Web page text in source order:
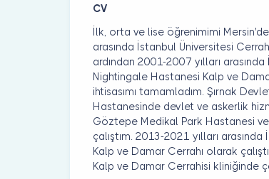
CV
İlk, orta ve lise öğrenimimi
arasında İstanbul Üniversitesi
ardından 2001-2007 yılları
Nightingale Hastanesi Kalp ve
ihtisasımı tamamladım. Şırnak
Hastanesinde devlet ve askerlik
Göztepe Medikal Park Hastanesi
çalıştım. 2013-2021 yılları
Kalp ve Damar Cerrahı olarak
Kalp ve Damar Cerrahisi kliniğinde